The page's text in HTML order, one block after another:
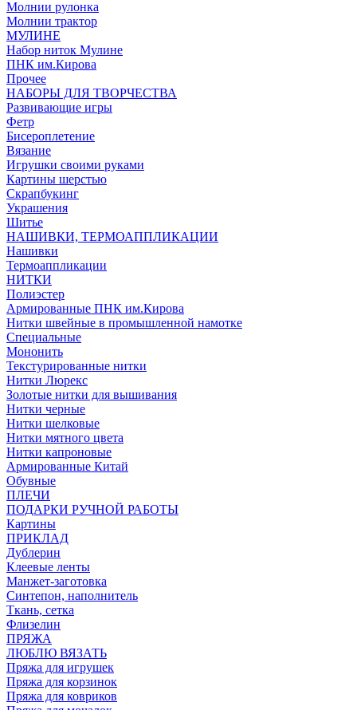
Молнии рулонка
Молнии трактор
МУЛИНЕ
Набор ниток Мулине
ПНК им.Кирова
Прочее
НАБОРЫ ДЛЯ ТВОРЧЕСТВА
Развивающие игры
Фетр
Бисероплетение
Вязание
Игрушки своими руками
Картины шерстью
Скрапбукинг
Украшения
Шитье
НАШИВКИ, ТЕРМОАППЛИКАЦИИ
Нашивки
Термоаппликации
НИТКИ
Полиэстер
Армированные ПНК им.Кирова
Нитки швейные в промышленной намотке
Специальные
Мононить
Текстурированные нитки
Нитки Люрекс
Золотые нитки для вышивания
Нитки черные
Нитки шелковые
Нитки мятного цвета
Нитки капроновые
Армированные Китай
Обувные
ПЛЕЧИ
ПОДАРКИ РУЧНОЙ РАБОТЫ
Картины
ПРИКЛАД
Дублерин
Клеевые ленты
Манжет-заготовка
Синтепон, наполнитель
Ткань, сетка
Флизелин
ПРЯЖА
ЛЮБЛЮ ВЯЗАТЬ
Пряжа для игрушек
Пряжа для корзинок
Пряжа для ковриков